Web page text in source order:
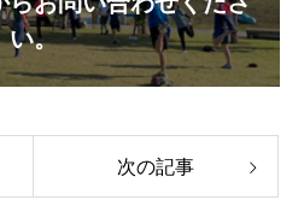
い。
次の記事